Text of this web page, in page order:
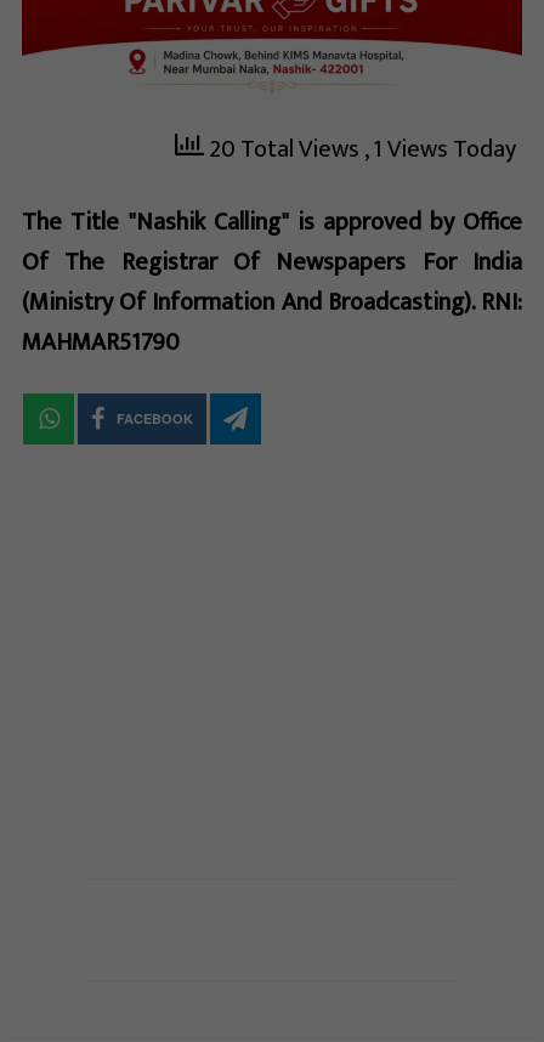
20 Total Views, 1 Views Today
The Title "Nashik Calling" is approved by Office
Of The Registrar Of Newspapers For India
(Ministry Of Information And Broadcasting). RNI:
MAHMAR51790
FACEBOOK